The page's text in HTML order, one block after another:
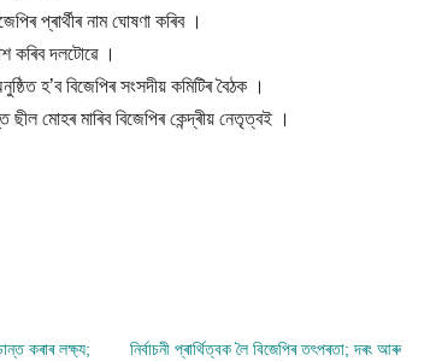
প্ৰাৰ্থীৰ নাম ঘোষণা কৰিব ।
কৰিব দলটোৱে ।
হ’ব বিজেপিৰ সংসদীয় কমিটিৰ বৈঠক ।
ছীল মোহৰ মাৰিব বিজেপিৰ কেন্দ্ৰীয় নেতৃত্বই ।
কৰাৰ লক্ষ্য;
নিৰ্বাচনী প্ৰাৰ্থিত্বক লৈ বিজেপিৰ তৎপৰতা; দৰং আৰু